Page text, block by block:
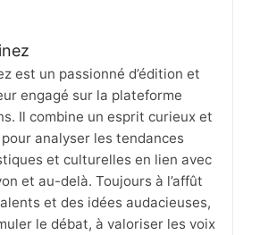
est un passionné d’édition et
engagé sur la plateforme
Il combine un esprit curieux et
analyser les tendances
et culturelles en lien avec
et au-delà. Toujours à l’affût
et des idées audacieuses,
le débat, à valoriser les voix